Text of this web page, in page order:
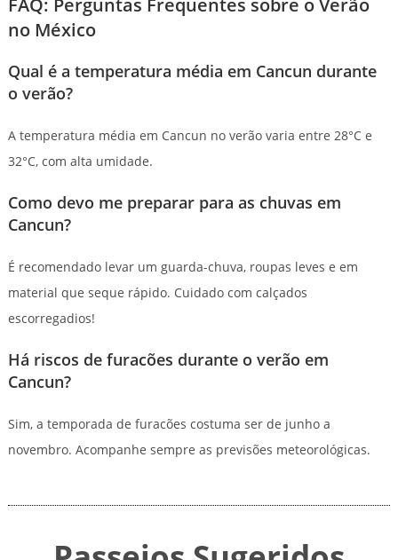
no México
Qual é a temperatura média em Cancun durante
o verão?
A temperatura média em Cancun no verão varia entre 28°C e
32°C, com alta umidade.
Como devo me preparar para as chuvas em
Cancun?
É recomendado levar um guarda-chuva, roupas leves e em
material que seque rápido. Cuidado com calçados
escorregadios!
Há riscos de furacões durante o verão em
Cancun?
Sim, a temporada de furacões costuma ser de junho a
novembro. Acompanhe sempre as previsões meteorológicas.